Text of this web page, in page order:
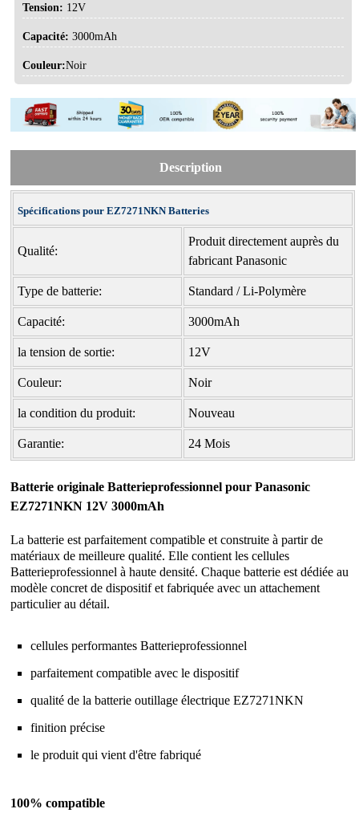
Tension: 12V
Capacité: 3000mAh
Couleur:Noir
Description
Spécifications pour EZ7271NKN Batteries
Qualité:
Produit directement auprès du
fabricant Panasonic
Type de batterie: Standard / Li-Polymère
Capacité: 3000mAh
la tension de sortie: 12V
Couleur: Noir
la condition du produit: Nouveau
Garantie: 24 Mois
Batterie originale Batterieprofessionnel pour Panasonic
EZ7271NKN 12V 3000mAh
La batterie est parfaitement compatible et construite à partir de
matériaux de meilleure qualité. Elle contient les cellules
Batterieprofessionnel à haute densité. Chaque batterie est dédiée au
modèle concret de dispositif et fabriquée avec un attachement
particulier au détail.
cellules performantes Batterieprofessionnel
parfaitement compatible avec le dispositif
qualité de labatterie outillage électrique EZ7271NKN
finition précise
le produit qui vient d'être fabriqué
100% compatible